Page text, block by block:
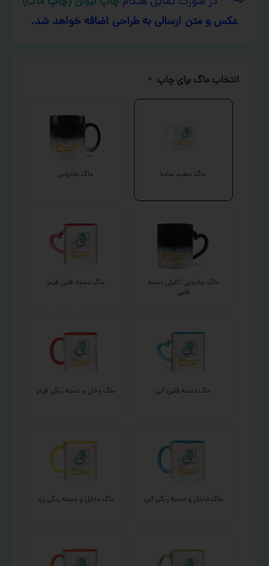
عکس و متن ارسالی به طراحی اضافه خواهد شد.
انتخاب ماگ برای چاپ *
ماگ سفید ساده ماگ جادویی
ماگ جادویی اکلیلی دسته
قلبی
ماگ دسته قلبی قرمز
ماگ دسته قلبی آبی ماگ دخل و دسته رنگی قرمز
ماگ داخل و دسته رنگی آبی ماگ داخل و دسته رنگی زرد